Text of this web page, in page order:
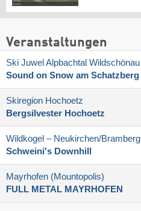
Veranstaltungen
Ski Juwel Alpbachtal Wildschönau
Sound on Snow am Schatzberg
Skiregion Hochoetz
Bergsilvester Hochoetz
Wildkogel – Neukirchen/​Bramberg
Schweini's Downhill
Mayrhofen (Mountopolis)
FULL METAL MAYRHOFEN